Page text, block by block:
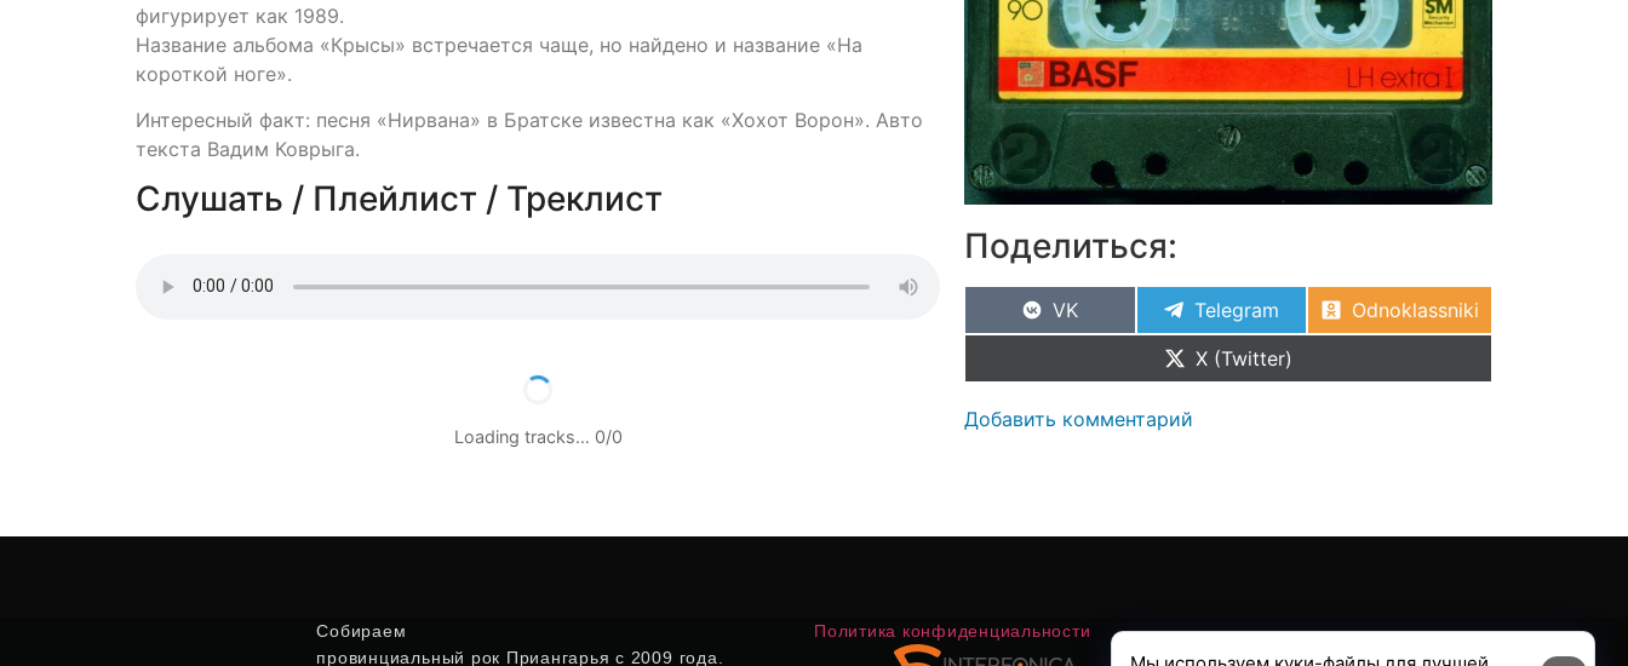
фигурирует как 1989.
Название альбома «Крысы» встречается чаще, но найдено и название «На
короткой ноге».
Интересный факт: песня «Нирвана» в Братске известна как «Хохот Ворон». Авто
текста Вадим Коврыга.
Слушать / Плейлист / Треклист
Loading tracks… 0/0
Поделиться:
VK Telegram
Odnoklassniki
X (Twitter)
Добавить комментарий
Собираем
провинциальный рок Приангарья с 2009 года.
Политика конфиденциальности